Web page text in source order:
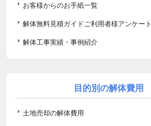
お客様からのお手紙一覧
解体無料見積ガイドご利用者様アンケート
解体工事実績・事例紹介
目的別の解体費用
土地売却の解体費用